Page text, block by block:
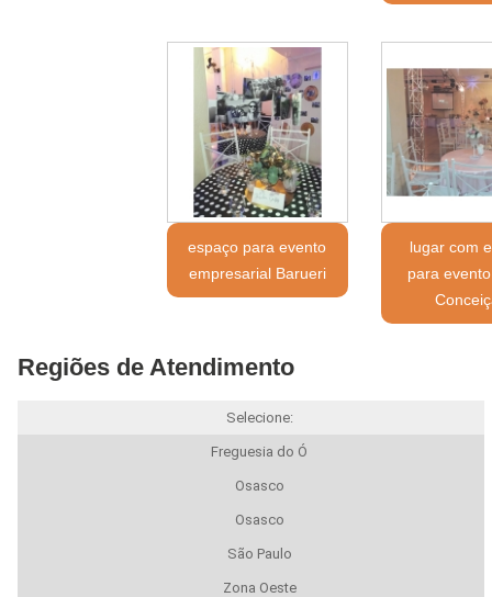
espaço para evento
empresarial Barueri
lugar com
para
Regiões de Atendimento
Selecione:
Freguesia do Ó
Osasco
Osasco
São Paulo
Zona Oeste